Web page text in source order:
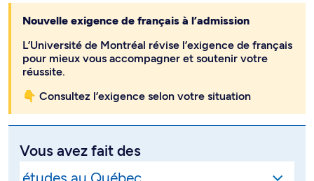
Nouvelle exigence de français à l’admission
L’Université de Montréal révise l’exigence de français
pour mieux vous accompagner et soutenir votre
réussite.
👇 Consultez l’exigence selon votre situation
Vous avez fait des